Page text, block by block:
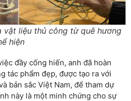
vật liệu thủ công từ quê hương
hiện
đầy cống hiến, anh đã hoàn
tác phẩm đẹp, được tạo ra với
bản sắc Việt Nam, để tham dự
này là một minh chứng cho sự